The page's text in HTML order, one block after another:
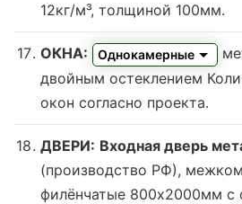
12кг/м³, толщиной 100мм.
ОКНА: Однокамерные
двойным остеклением
окон согласно проекта.
ДВЕРИ: Входная дверь
(производство РФ),
филёнчатые 800х2000мм с